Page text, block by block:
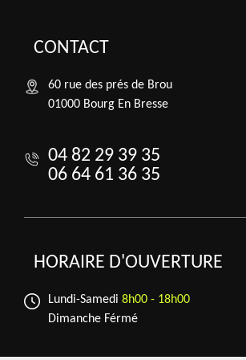
CONTACT
60 rue des prés de Brou
01000 Bourg En Bresse
04 82 29 39 35
06 64 61 36 35
HORAIRE D'OUVERTURE
Lundi-Samedi 8h00 - 18h00
Dimanche Férmé